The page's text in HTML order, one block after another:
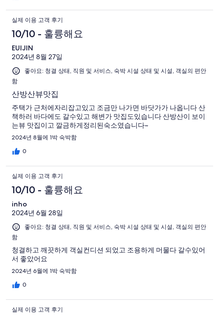
실제 이용 고객 후기
10/10 - 훌륭해요
EUIJIN
2024년 8월 27일
좋아요: 청결 상태, 직원 및 서비스, 숙박 시설 상태 및 시설, 객실의 편안
함
산방산뷰맛집
주택가 근처에자리잡고있고 조금만 나가면 바닷가가 나옵니다 산
책하러 바다에도 갈수있고 해변가 맛집도있습니다 산방산이 보이
는뷰 맛집이고 깔금하게정리된숙소였습니다~
2024년 8월에 1박 숙박함
0
실제 이용 고객 후기
10/10 - 훌륭해요
inho
2024년 6월 28일
좋아요: 청결 상태, 직원 및 서비스, 숙박 시설 상태 및 시설, 객실의 편안
함
청결하고 깨끗하게 객실컨디션 되었고 조용하게 머물다 갈수있어
서 좋았어요
2024년 6월에 1박 숙박함
0
실제 이용 고객 후기